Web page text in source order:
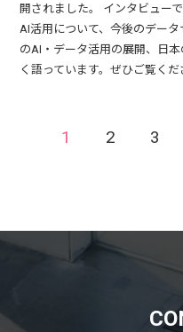
開されました。 インタビュー
AI活用について、今後のデー
のAI・データ活用の展開、日
く語っています。ぜひご覧くだ
1 2 3